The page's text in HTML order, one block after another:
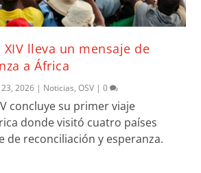
XIV lleva un mensaje de
a África
2026 | Noticias,OSV |0
concluye su primer viaje
donde visitó cuatro países
de reconciliación y esperanza.